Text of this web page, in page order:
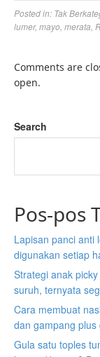
Posted in: Tak
lumer, mayo merata
Comments are
open.
Search
Pos-pos
Lapisan panci anti
digunakan setiap
Strategi anak
suruh, ternyata
Cara membuat
dan gampang
Gula satu toples